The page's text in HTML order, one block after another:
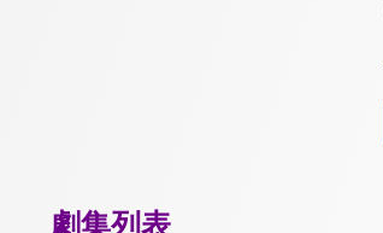
劇集列表